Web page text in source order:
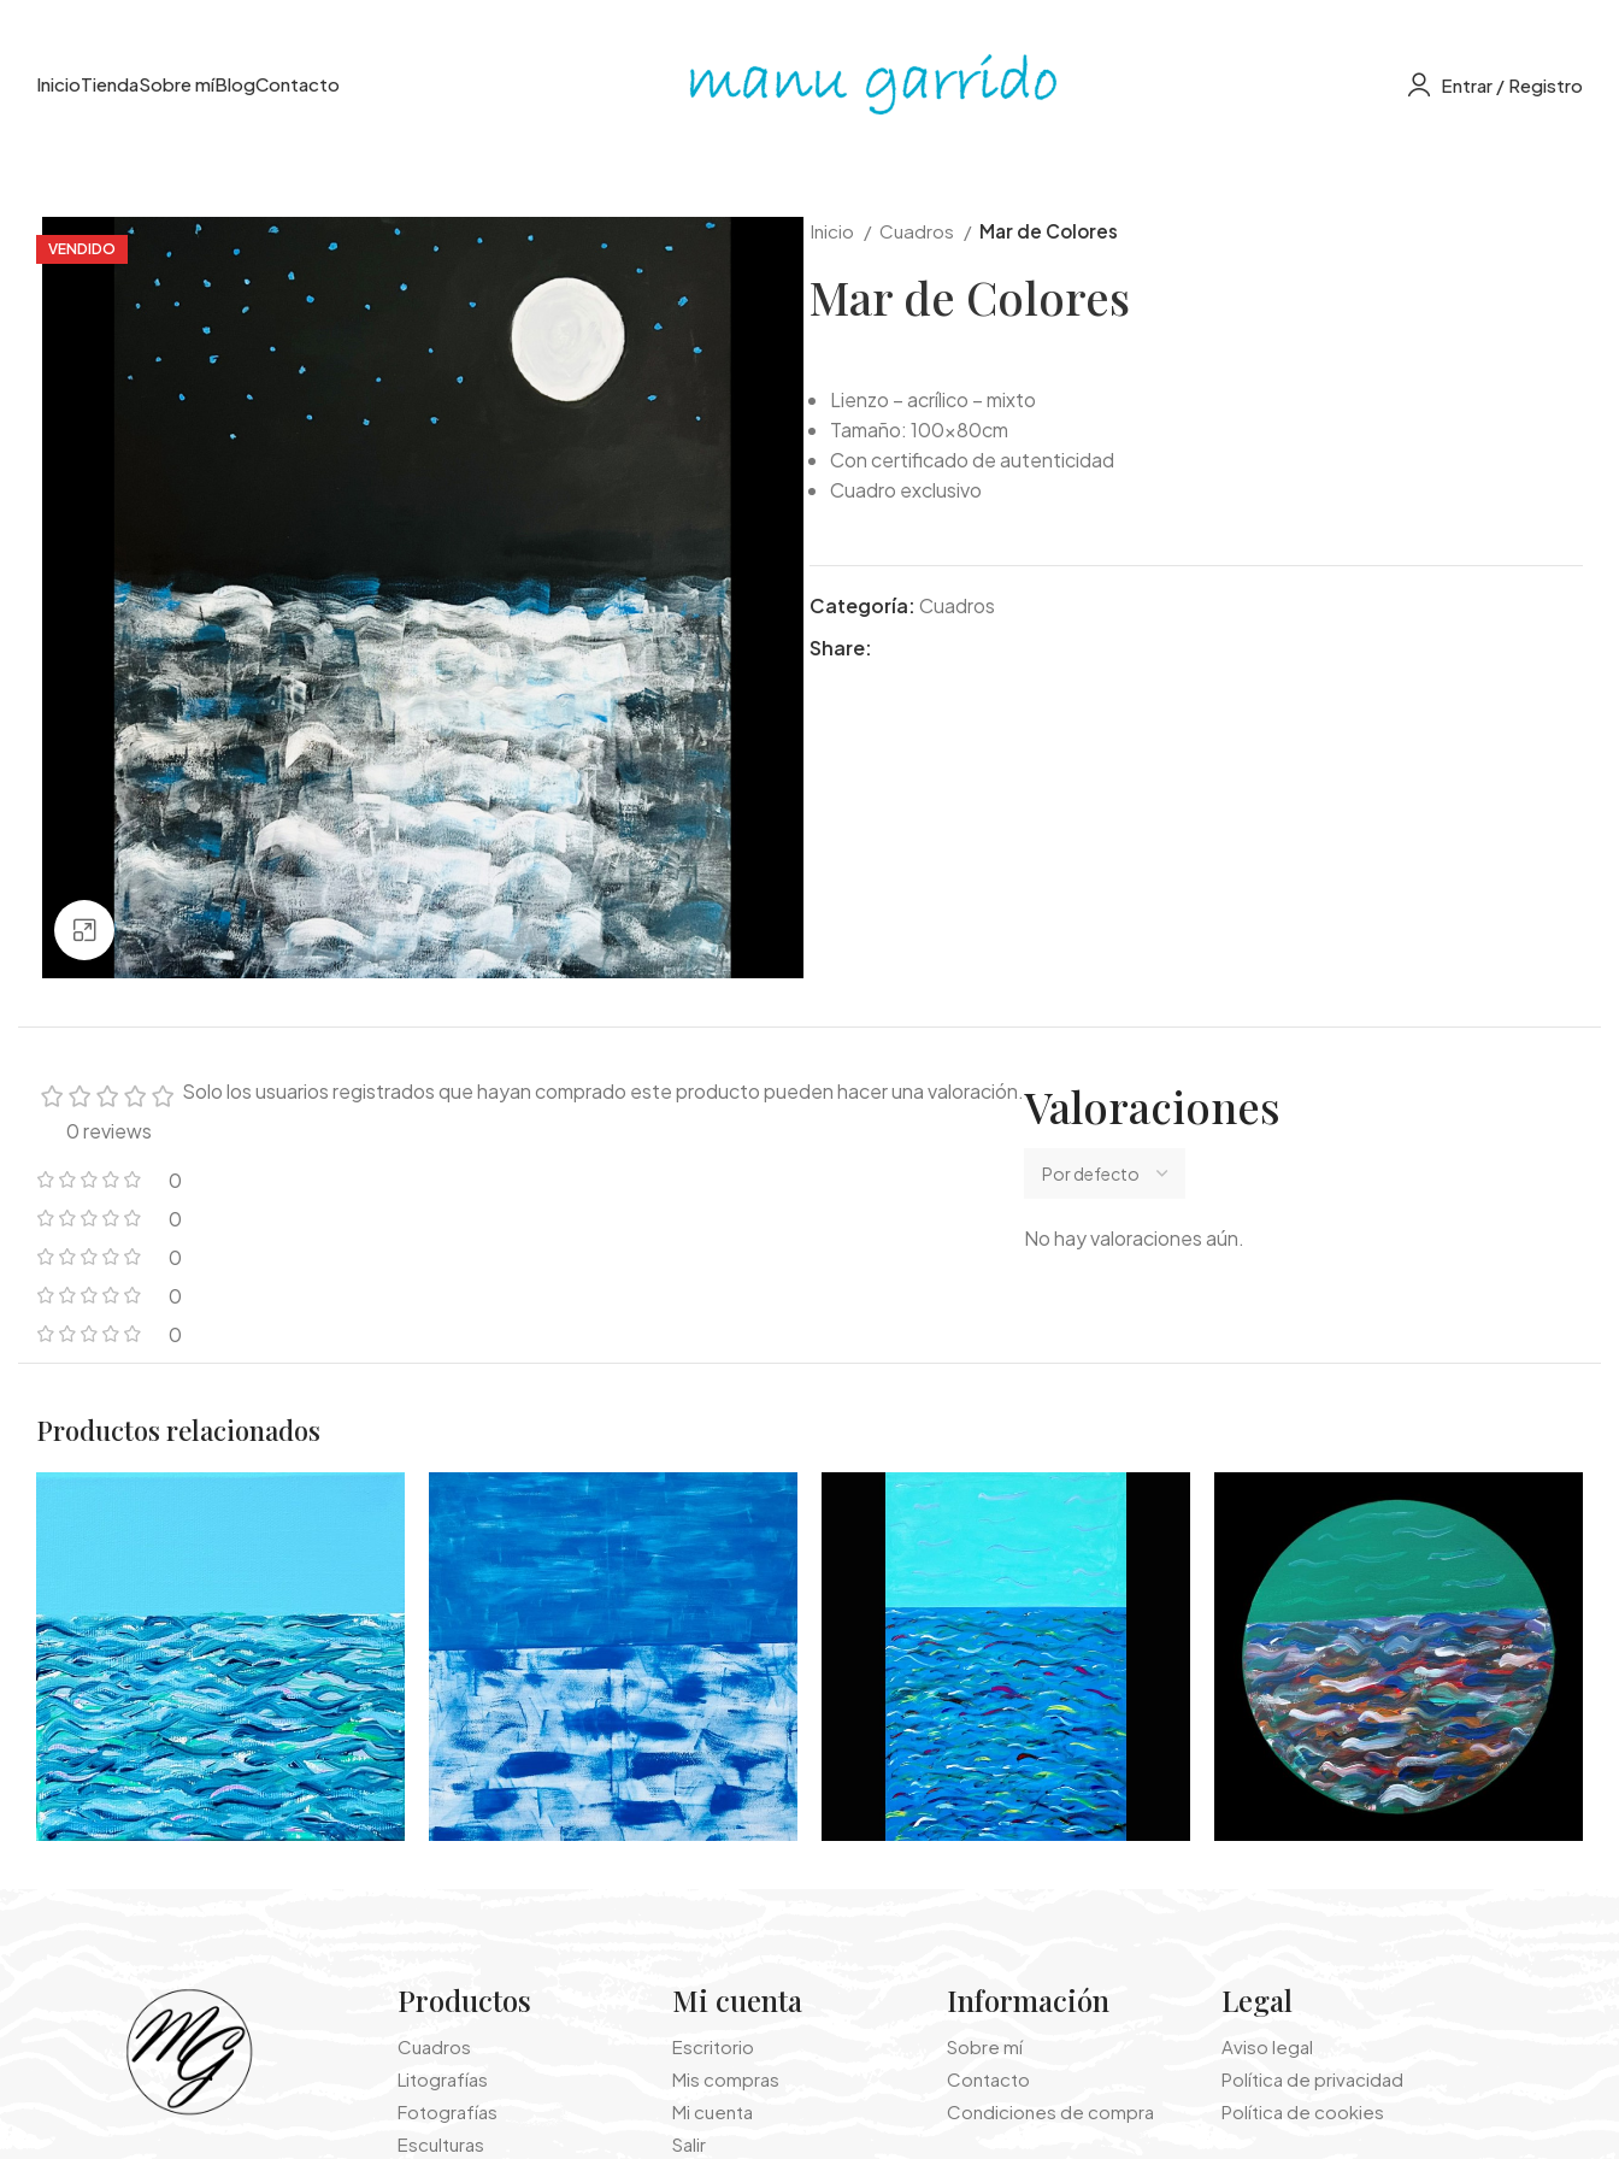
InicioTiendaSobre míBlogContacto Entrar / Registro
VENDIDO
Clic para ampliar
Inicio Cuadros Mar de Colores
Mar de Colores
Lienzo – acrílico – mixto
Tamaño: 100x80cm
Con certificado de autenticidad
Cuadro exclusivo
Categoría: Cuadros
Share:
0 reviews
0
0
0
0
0
Valoraciones
No hay valoraciones aún.
Solo los usuarios registrados que hayan comprado este producto pueden hacer una valoración.
Productos relacionados
Productos
Cuadros
Litografías
Fotografías
Esculturas
Mi cuenta
Escritorio
Mis compras
Mi cuenta
Salir
Información
Sobre mí
Contacto
Condiciones de compra
Legal
Aviso legal
Política de privacidad
Política de cookies